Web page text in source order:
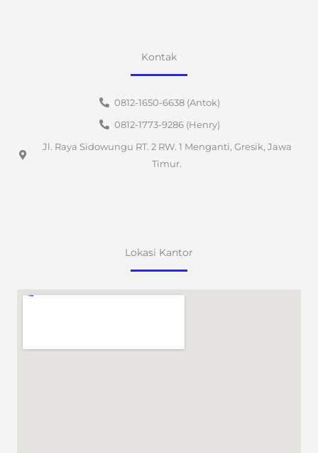
Kontak
0812-1650-6638 (Antok)
0812-1773-9286 (Henry)
Jl. Raya Sidowungu RT. 2 RW. 1 Menganti, Gresik, Jawa
Timur.
Lokasi Kantor